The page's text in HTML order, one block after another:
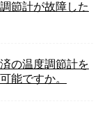
節計が故障した
の温度調節計を
能ですか。